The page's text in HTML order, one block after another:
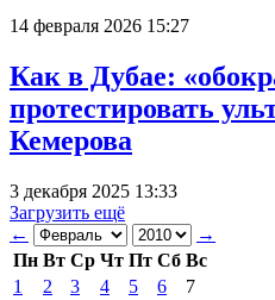
14 февраля 2026 15:27
Как в Дубае:
протестировать
Кемерова
3 декабря 2025 13:33
Загрузить ещё
←
→
Пн Вт Ср Чт Пт Сб Вс
1
2 3 4 5 6
7